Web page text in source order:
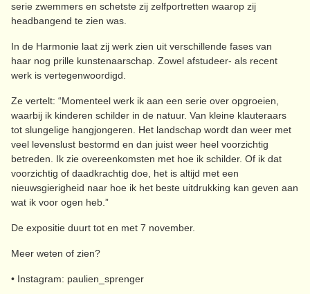
serie zwemmers en schetste zij zelfportretten waarop zij
headbangend te zien was.
In de Harmonie laat zij werk zien uit verschillende fases van
haar nog prille kunstenaarschap. Zowel afstudeer- als recent
werk is vertegenwoordigd.
Ze vertelt: “Momenteel werk ik aan een serie over opgroeien,
waarbij ik kinderen schilder in de natuur. Van kleine klauteraars
tot slungelige hangjongeren. Het landschap wordt dan weer met
veel levenslust bestormd en dan juist weer heel voorzichtig
betreden. Ik zie overeenkomsten met hoe ik schilder. Of ik dat
voorzichtig of daadkrachtig doe, het is altijd met een
nieuwsgierigheid naar hoe ik het beste uitdrukking kan geven aan
wat ik voor ogen heb.”
De expositie duurt tot en met 7 november.
Meer weten of zien?
• Instagram: paulien_sprenger